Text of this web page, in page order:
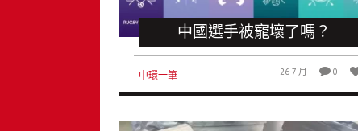
中國選手被寵壞了嗎？
中環一筆 26 7 月 0